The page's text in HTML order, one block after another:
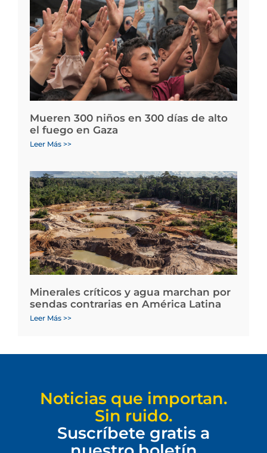
Mueren 300 niños en 300 días de alto
el fuego en Gaza
Leer Más >>
Minerales críticos y agua marchan por
sendas contrarias en América Latina
Leer Más >>
Noticias que importan.
Sin ruido.
Suscríbete gratis a